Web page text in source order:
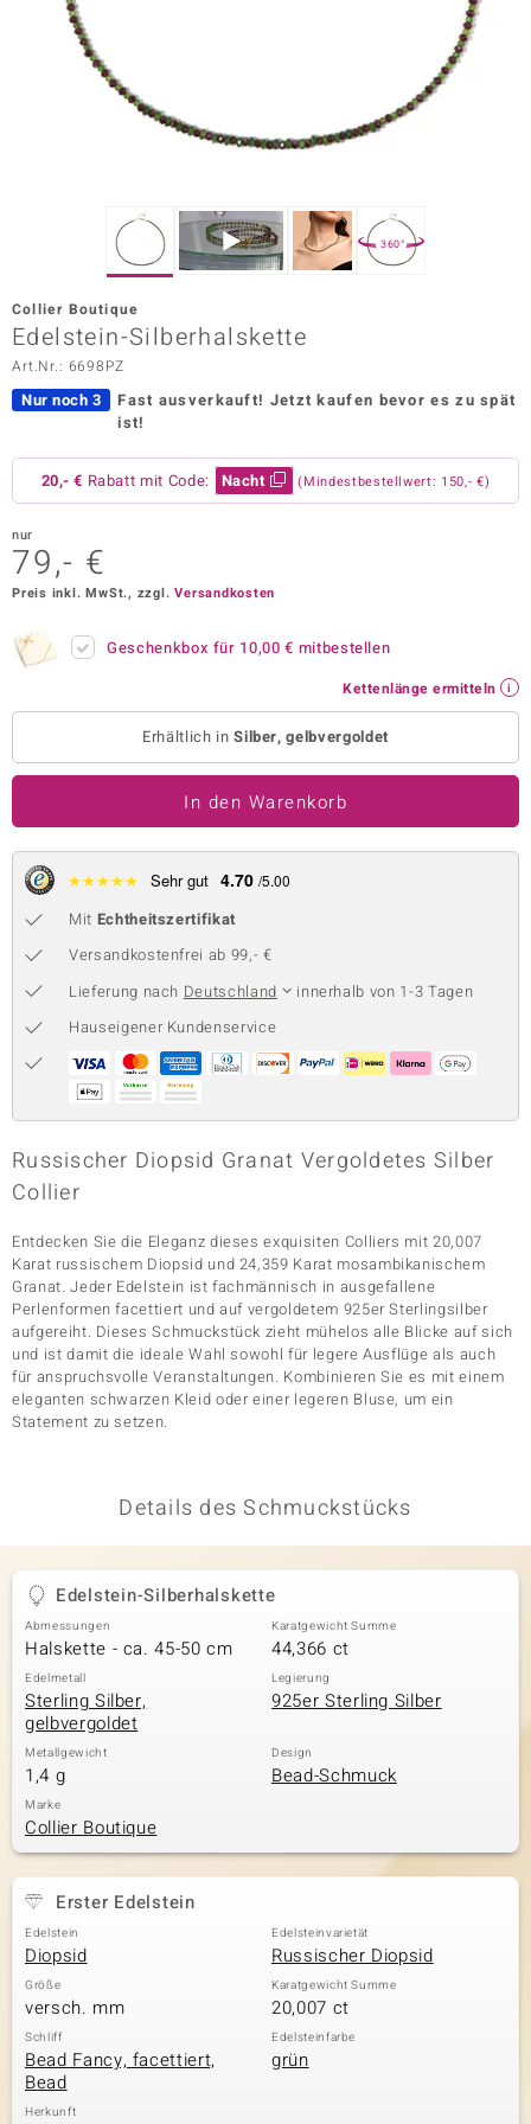
Edition
Vogue
Paraíso
Collection
BY DE MELO
Collection
360°
Collier Boutique
Edelstein-Silberhalskette
Art.Nr.: 6698PZ
Nur noch 3 Fast ausverkauft! Jetzt kaufen bevor es zu spät
ist!
20,- € Rabatt mit Code: Nacht (Mindestbestellwert: 150,- €)
nur
79,- €
Preis inkl. MwSt., zzgl.Versandkosten
Geschenkbox für 10,00 € mitbestellen
Kettenlänge ermitteln
Erhältlich inSilber, gelbvergoldet
In den Warenkorb
★★★★★ Sehr gut 4.70 /5.00
Mit Echtheitszertifikat
Versandkostenfrei ab 99,- €
Lieferung nach Deutschland
innerhalb von 1-3 Tagen
Hauseigener Kundenservice
Russischer Diopsid Granat Vergoldetes Silber
Collier
Entdecken Sie die Eleganz dieses exquisiten Colliers mit 20,007
Karat russischem Diopsid und 24,359 Karat mosambikanischem
Granat. Jeder Edelstein ist fachmännisch in ausgefallene
Perlenformen facettiert und auf vergoldetem 925er Sterlingsilber
aufgereiht. Dieses Schmuckstück zieht mühelos alle Blicke auf sich
und ist damit die ideale Wahl sowohl für legere Ausflüge als auch
für anspruchsvolle Veranstaltungen. Kombinieren Sie es mit einem
eleganten schwarzen Kleid oder einer legeren Bluse, um ein
Statement zu setzen.
Details des Schmuckstücks
Edelstein-Silberhalskette
Abmessungen
Halskette - ca. 45-50 cm
Karatgewicht Summe
44,366 ct
Edelmetall
Sterling Silber,
gelbvergoldet
Legierung
925er Sterling Silber
Metallgewicht
1,4 g
Design
Bead-Schmuck
Marke
Collier Boutique
Erster Edelstein
Edelstein
Diopsid
Edelsteinvarietät
Russischer Diopsid
Größe
versch. mm
Karatgewicht Summe
20,007 ct
Schliff
Bead Fancy, facettiert,
Bead
Edelsteinfarbe
grün
Herkunft